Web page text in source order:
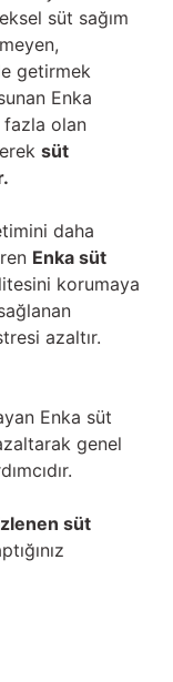
süt sağım
getirmek
Enka
fazla olan
süt
daha
Enka süt
korumaya
azaltır.
Enka süt
genel
süt